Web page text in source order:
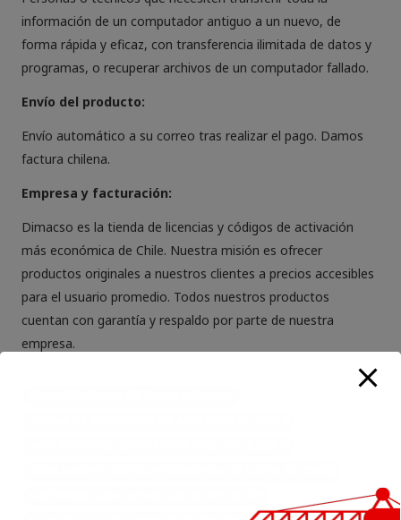
información de un computador antiguo a un nuevo, de
forma rápida y eficaz, con transferencia ilimitada de datos y
programas, o recuperar archivos de un computador fallado.
Envío del producto:
Envío automático a su correo tras realizar el pago. Damos
factura chilena.
Empresa y facturación:
Dimacso es la tienda de licencias y códigos de activación
más económica de Chile. Nuestra misión es ofrecer
productos originales a nuestros clientes a precios accesibles
para el usuario promedio. Todos nuestros productos
cuentan con garantía y respaldo por parte de nuestra
empresa.